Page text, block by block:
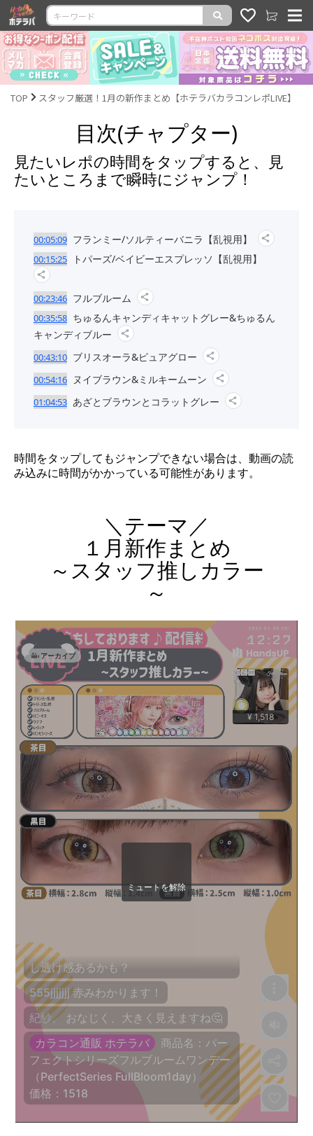
TOP スタッフ厳選！1月の新作まとめ【ホテラバカラコンレポLIVE】
目次(チャプター)
見たいレポの時間をタップすると、見
たいところまで瞬時にジャンプ！
00:05:09 フランミー/ソルティーバニラ【乱視用】
00:15:25 トパーズ/ベイビーエスプレッソ【乱視用】
00:23:46 フルブルーム
00:35:58 ちゅるんキャンディキャットグレー&ちゅるん
キャンディブルー
00:43:10 ブリスオーラ&ピュアグロー
00:54:16 ヌイブラウン&ミルキームーン
01:04:53 あざとブラウンとコラットグレー
時間をタップしてもジャンプできない場合は、動画の読
み込みに時間がかかっている可能性があります。
＼テーマ／
１月新作まとめ
～スタッフ推しカラー
～